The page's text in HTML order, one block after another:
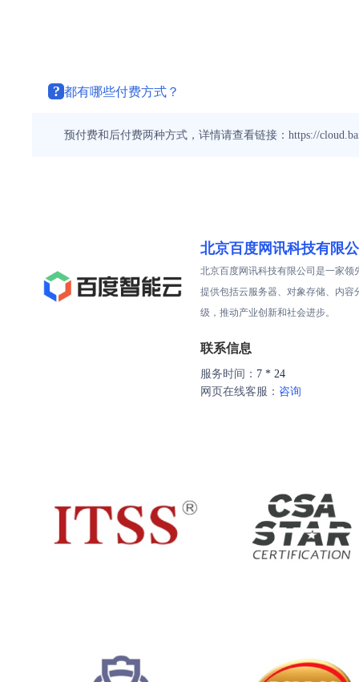
? 都有哪些付费方式？
预付费和后付费两种方式，详情请查看链接：https://
北京百度网讯科技有限
北京百度网讯科技有限公司是一家
提供包括云服务器、对象存储、内
级，推动产业创新和社会进步。
联系信息
服务时间： 7 * 24
网页在线客服： 咨询